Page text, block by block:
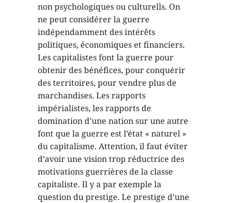
non psychologiques ou culturells. On
ne peut considérer la guerre
indépendamment des intérêts
politiques, économiques et financiers.
Les capitalistes font la guerre pour
obtenir des bénéfices, pour conquérir
des territoires, pour vendre plus de
marchandises. Les rapports
impérialistes, les rapports de
domination d’une nation sur une autre
font que la guerre est l’état « naturel »
du capitalisme. Attention, il faut éviter
d’avoir une vision trop réductrice des
motivations guerrières de la classe
capitaliste. Il y a par exemple la
question du prestige. Le prestige d’une